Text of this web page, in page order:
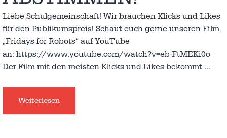
Liebe Schulgemeinschaft! Wir brauchen Klicks und Likes
für den Publikumspreis! Schaut euch gerne unseren Film
„Fridays for Robots“ auf YouTube
an: https://www.youtube.com/watch?v=eb-FtMEKi0o
Der Film mit den meisten Klicks und Likes bekommt …
Weiterlesen